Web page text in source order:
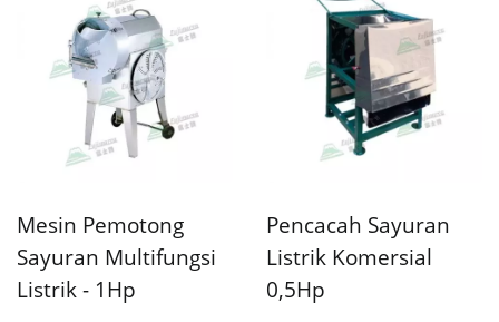
Mesin Pemotong
Sayuran Multifungsi
Listrik - 1Hp
Pencacah Sayuran
Listrik Komersial
0,5Hp